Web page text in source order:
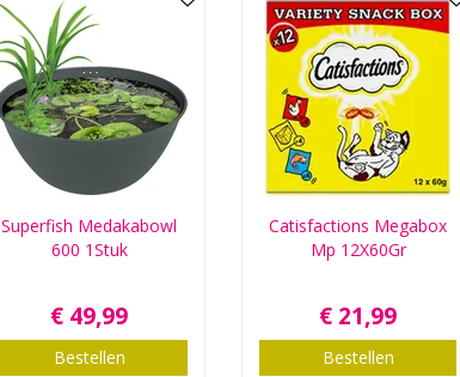
Superfish Medakabowl
600 1Stuk
€ 49,99
Bestellen
Catisfactions Megabox
Mp 12X60Gr
€ 21,99
Bestellen